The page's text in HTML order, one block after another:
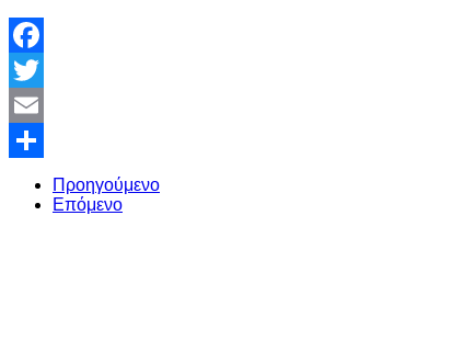
Facebook
Twitter
Email
Share
Προηγούμενο
Επόμενο